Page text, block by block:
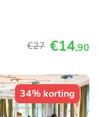
€27 €14,90
34% korting